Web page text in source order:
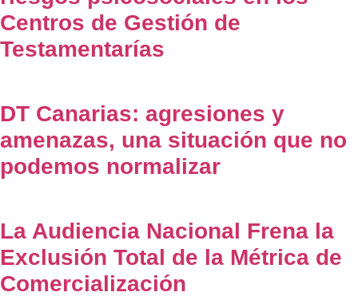
Centros de Gestión de
Testamentarías
DT Canarias: agresiones y
amenazas, una situación que no
podemos normalizar
La Audiencia Nacional Frena la
Exclusión Total de la Métrica de
Comercialización